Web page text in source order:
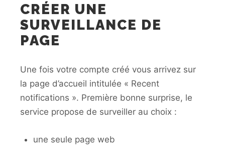
CRÉER UNE
SURVEILLANCE DE
PAGE
Une fois votre compte créé vous arrivez sur
la page d’accueil intitulée « Recent
notifications ». Première bonne surprise, le
service propose de surveiller au choix :
une seule page web